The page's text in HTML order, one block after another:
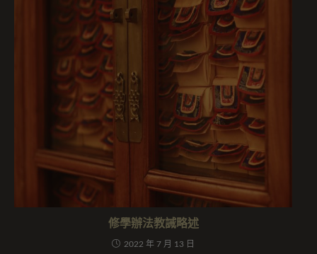
修學辦法教誡略述
2022 年 7 月 13 日